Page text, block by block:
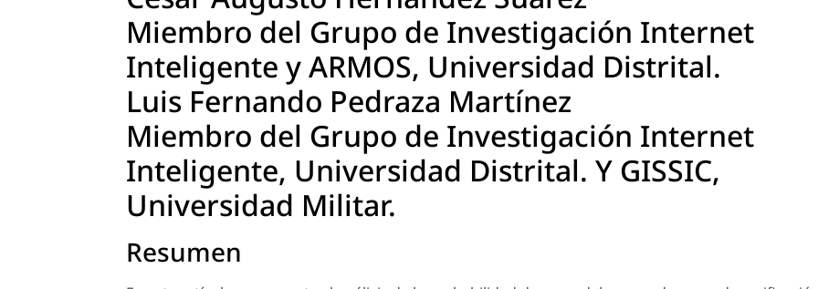
Miembro del Grupo de Investigación Internet
Inteligente y ARMOS, Universidad Distrital.
Luis Fernando Pedraza Martínez
Miembro del Grupo de Investigación Internet
Inteligente, Universidad Distrital. Y GISSIC,
Universidad Militar.
Resumen